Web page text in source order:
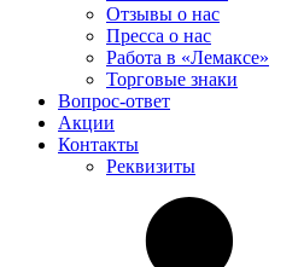
Отзывы о нас
Пресса о нас
Работа в «Лемаксе»
Торговые знаки
Вопрос-ответ
Акции
Контакты
Реквизиты